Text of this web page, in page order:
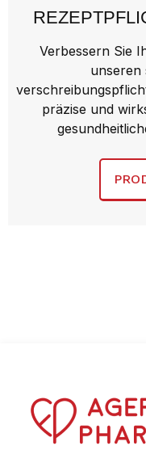
Verbessern Sie
unseren
präzise und